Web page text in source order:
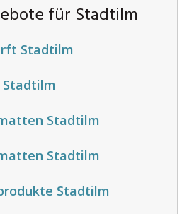
für Stadtilm
Stadtilm
Stadtilm
Stadtilm
Stadtilm
Stadtilm